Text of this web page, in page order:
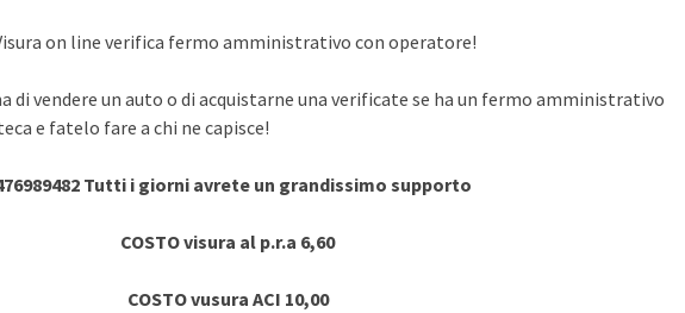
on line verifica fermo amministrativo con operatore!
di vendere un auto o di acquistarne una verificate se ha un fermo amministrativo
e fatelo fare a chi ne capisce!
Tutti i giorni avrete un grandissimo supporto
COSTO visura al p.r.a 6,60
COSTO vusura ACI 10,00